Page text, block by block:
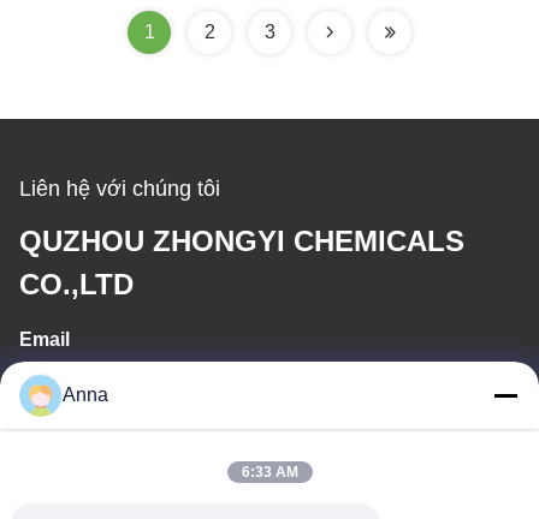
1 2 3
Liên hệ với chúng tôi
QUZHOU ZHONGYI CHEMICALS
CO.,LTD
Email
wfmbeide@163.com
Anna
6:33 AM